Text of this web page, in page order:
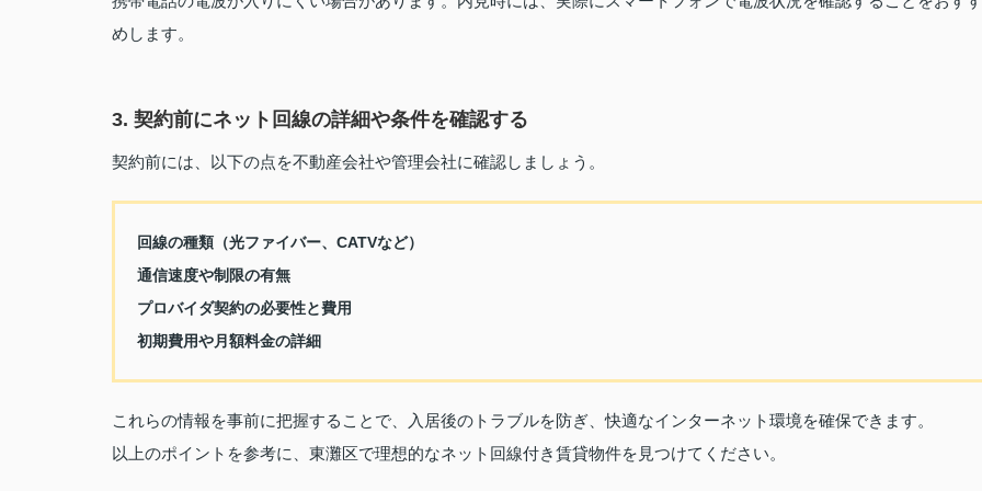
めします。
3. 契約前にネット回線の詳細や条件を確認する
契約前には、以下の点を不動産会社や管理会社に確認しましょう。
回線の種類（光ファイバー、CATVなど）
通信速度や制限の有無
プロバイダ契約の必要性と費用
初期費用や月額料金の詳細
これらの情報を事前に把握することで、入居後のトラブルを防ぎ、快適なインターネット環境を確保できます。
以上のポイントを参考に、東灘区で理想的なネット回線付き賃貸物件を見つけてください。